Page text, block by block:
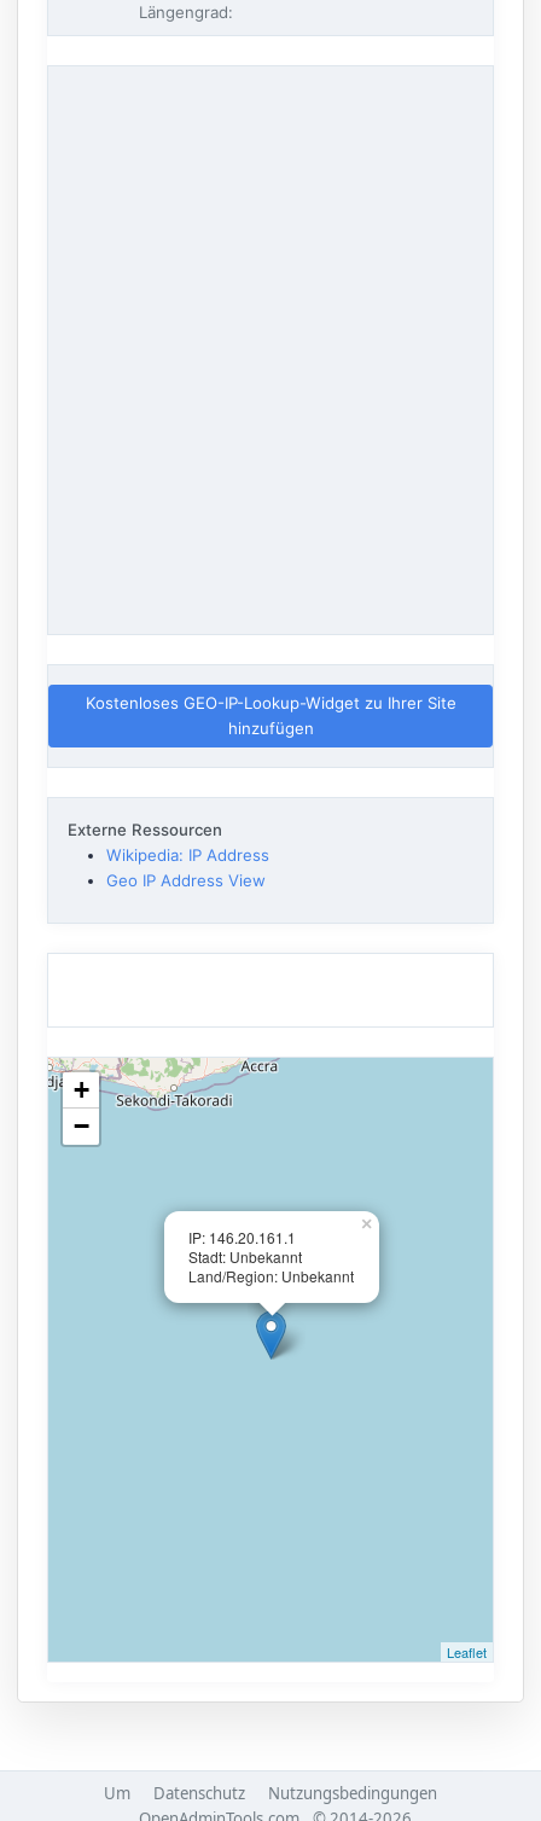
Längengrad:
Kostenloses GEO-IP-Lookup-Widget zu Ihrer Site
hinzufügen
Externe Ressourcen
Wikipedia: IP Address
Geo IP Address View
IP: 146.20.161.1
Stadt: Unbekannt
Land/Region: Unbekannt
×
+
−
Leaflet
Um Datenschutz
Nutzungsbedingungen